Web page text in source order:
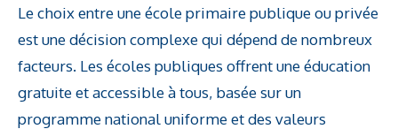
Le choix entre une école primaire publique ou privée
est une décision complexe qui dépend de nombreux
facteurs. Les écoles publiques offrent une éducation
gratuite et accessible à tous, basée sur un
programme national uniforme et des valeurs